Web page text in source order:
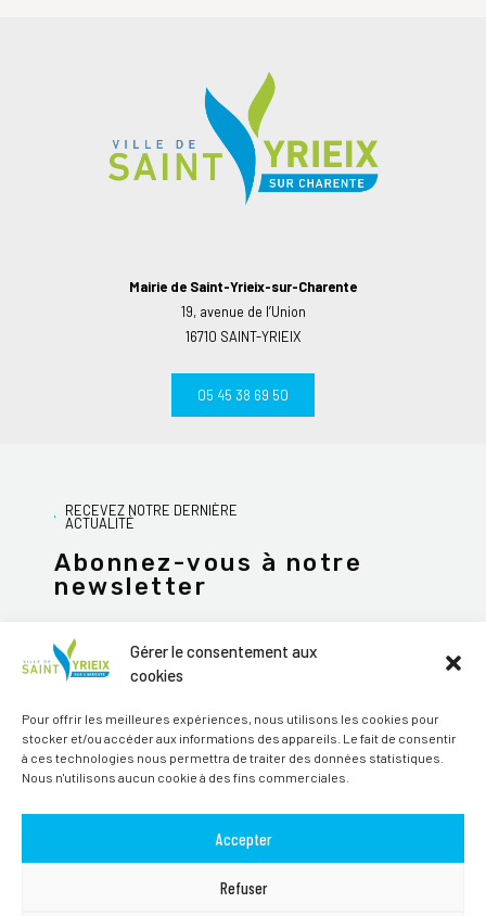
Gérer le consentement aux
cookies
Pour offrir les meilleures expériences, nous utilisons les cookies pour
stocker et/ou accéder aux informations des appareils. Le fait de consentir
à ces technologies nous permettra de traiter des données statistiques.
Nous n'utilisons aucun cookie à des fins commerciales.
Accepter
Refuser
Mairie de Saint-Yrieix-sur-Charente
19, avenue de l’Union
16710 SAINT-YRIEIX
05 45 38 69 50
RECEVEZ NOTRE DERNIÈRE
ACTUALITÉ
Abonnez-vous à notre
newsletter
JE M'ABONNE
Alternative: